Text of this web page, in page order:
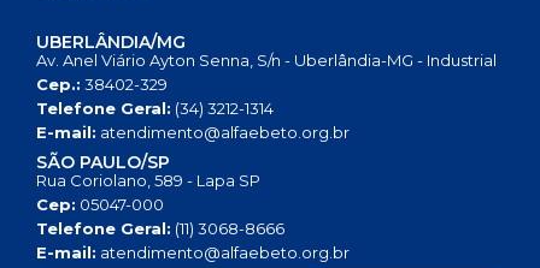
UBERLÂNDIA/MG
Av. Anel Viário Ayton Senna, S/n - Uberlândia-MG - Industrial
Cep.: 38402-329
Telefone Geral: (34) 3212-1314
E-mail: atendimento@alfaebeto.org.br
SÃO PAULO/SP
Rua Coriolano, 589 - Lapa SP
Cep: 05047-000
Telefone Geral: (11) 3068-8666
E-mail: atendimento@alfaebeto.org.br